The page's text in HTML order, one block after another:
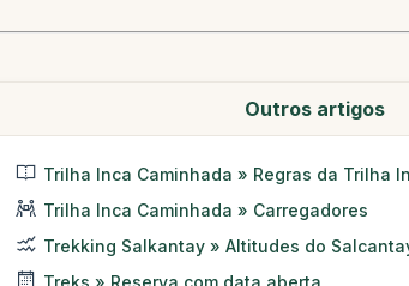
Outros artigos
Trilha Inca Caminhada » Regras da Trilha
Trilha Inca Caminhada » Carregadores
Trekking Salkantay » Altitudes do
Treks » Reserva com data aberta